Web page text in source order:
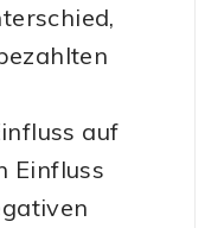
auf
Einfluss